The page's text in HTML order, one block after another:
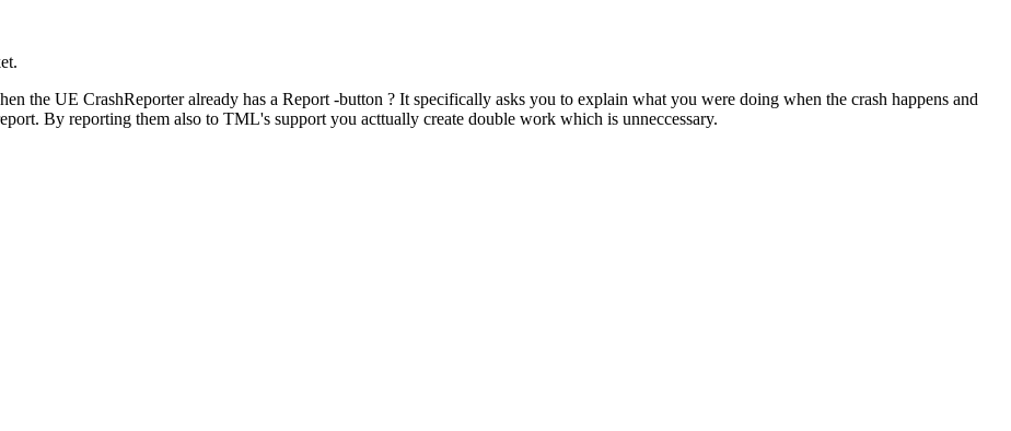
the UE CrashReporter already has a Report -button ? It specifically asks you to explain what you were doing when the crash happens and
By reporting them also to TML's support you acttually create double work which is unneccessary.